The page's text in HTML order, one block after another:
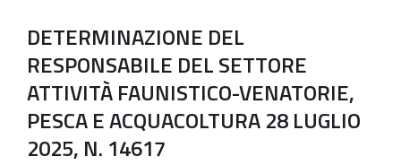
DETERMINAZIONE DEL
RESPONSABILE DEL SETTORE
ATTIVITÀ FAUNISTICO-VENATORIE,
PESCA E ACQUACOLTURA 28 LUGLIO
2025, N. 14617